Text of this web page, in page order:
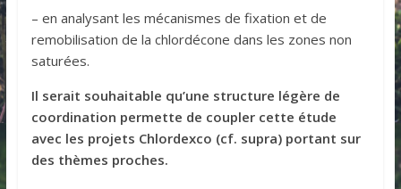
– en analysant les mécanismes de fixation et de
remobilisation de la chlordécone dans les zones non
saturées.
Il serait souhaitable qu’une structure légère de
coordination permette de coupler cette étude
avec les projets Chlordexco (cf. supra) portant sur
des thèmes proches.